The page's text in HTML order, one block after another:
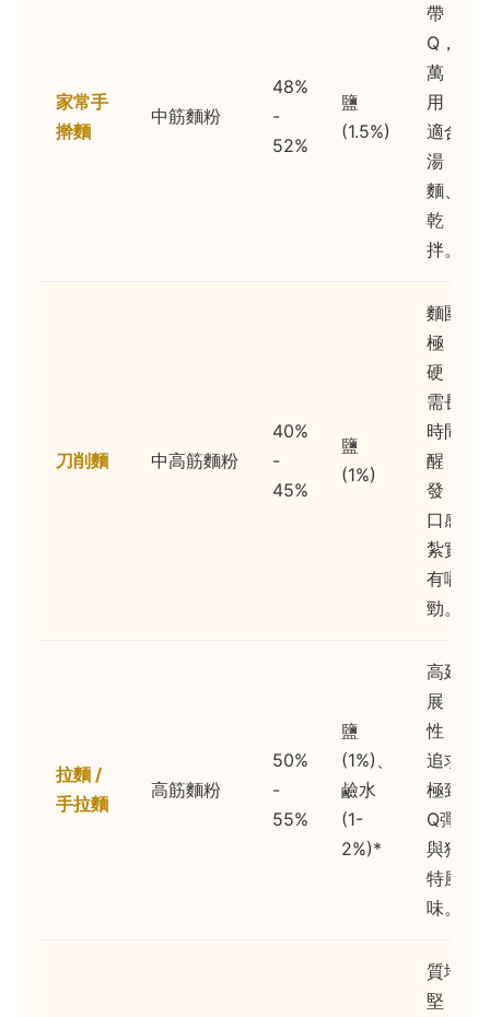
家常手
擀麵
中筋麵粉
48%
-
52%
鹽
(1.5%)
帶
Q，
萬
用，
適合
湯
麵、
乾
拌。
刀削麵 中高筋麵粉
40%
-
45%
鹽
(1%)
麵團
極
硬，
需長
時間
醒
發，
口感
紮實
有嚼
勁。
拉麵 /
手拉麵
高筋麵粉
50%
-
55%
鹽
(1%)、
鹼水
(1-
2%)*
高延
展
性，
追求
極致
Q彈
與獨
特風
味。
質地
堅